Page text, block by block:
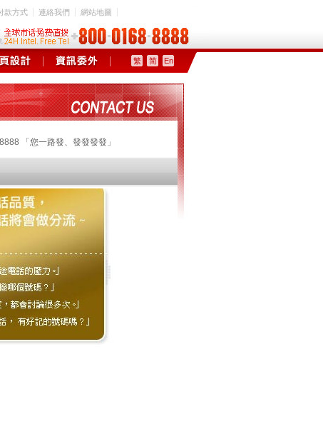
款方式 連絡我們 網站地圖
繁 简 En
「您一路發、發發發發」
「您一路發、發發發